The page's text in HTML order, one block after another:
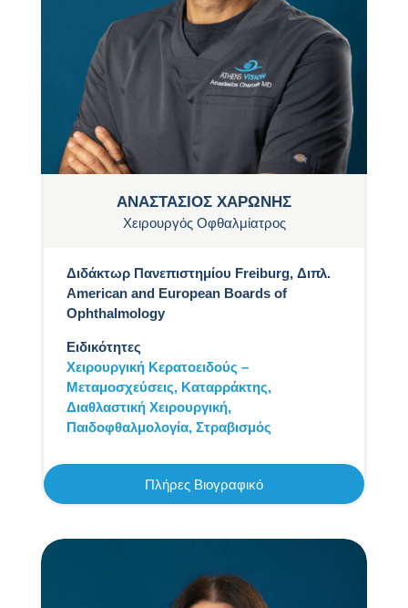
ΑΝΑΣΤΑΣΙΟΣ ΧΑΡΩΝΗΣ
Χειρουργός Οφθαλμίατρος
Διδάκτωρ Πανεπιστημίου Freiburg, Διπλ.
American and European Boards of
Ophthalmology
Ειδικότητες
Χειρουργική Κερατοειδούς –
Μεταμοσχεύσεις, Καταρράκτης,
Διαθλαστική Χειρουργική,
Παιδοφθαλμολογία, Στραβισμός
Πλήρες Βιογραφικό